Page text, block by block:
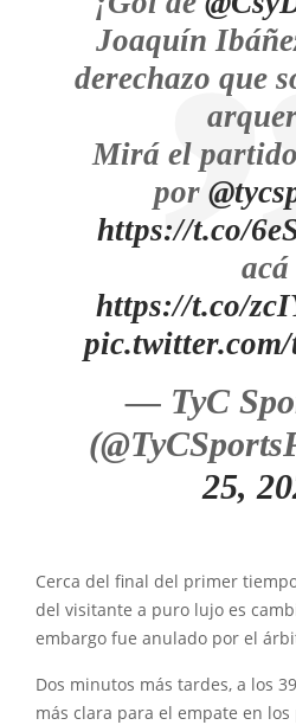
Joaquín
derechazo que
Mirá el
por
https://t.co/
acá
https://t.co/
— TyC
25,
Cerca del final del primer
del visitante a puro lujo es
embargo fue anulado por el
Dos minutos más tardes, a los
más clara para el empate en